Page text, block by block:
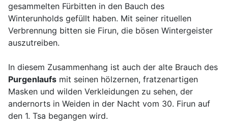
gesammelten Fürbitten in den Bauch des
Winterunholds gefüllt haben. Mit seiner rituellen
Verbrennung bitten sie Firun, die bösen Wintergeister
auszutreiben.
In diesem Zusammenhang ist auch der alte Brauch des
Purgenlaufs mit seinen hölzernen, fratzenartigen
Masken und wilden Verkleidungen zu sehen, der
andernorts in Weiden in der Nacht vom 30. Firun auf
den 1. Tsa begangen wird.